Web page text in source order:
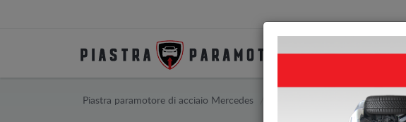
PIASTRA
Piastra paramotore di acciaio Mercedes Piastra paramotore di acciaio